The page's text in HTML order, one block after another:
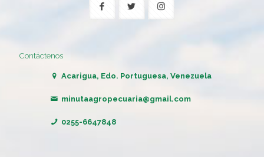
Contáctenos
Acarigua, Edo. Portuguesa, Venezuela
minutaagropecuaria@gmail.com
0255-6647848